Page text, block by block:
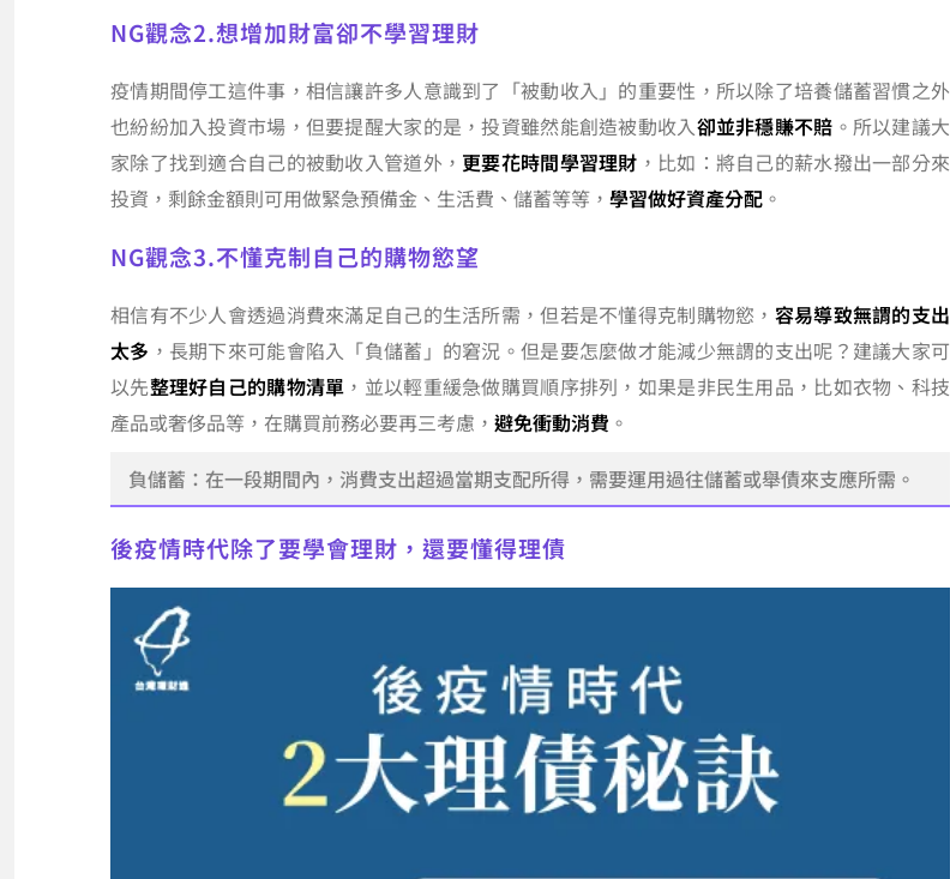
NG觀念2.想增加財富卻不學習理財
疫情期間停工這件事，相信讓許多人意識到了「被動收入」的重要性，所以除了培養儲蓄習慣之外
也紛紛加入投資市場，但要提醒大家的是，投資雖然能創造被動收入卻並非穩賺不賠 。所以建議大
家除了找到適合自己的被動收入管道外， 更要花時間學習理財 ，比如：將自己的薪水撥出一部分來
投資，剩餘金額則可用做緊急預備金、生活費、儲蓄等等，學習做好資產分配 。
NG觀念3.不懂克制自己的購物慾望
相信有不少人會透過消費來滿足自己的生活所需，但若是不懂得克制購物慾， 容易導致無謂的支出
太多 ，長期下來可能會陷入「負儲蓄」的窘況。但是要怎麼做才能減少無謂的支出呢？建議大家可
以先整理好自己的購物清單 ，並以輕重緩急做購買順序排列，如果是非民生用品，比如衣物、科技
產品或奢侈品等，在購買前務必要再三考慮，避免衝動消費 。
負儲蓄：在一段期間內，消費支出超過當期支配所得，需要運用過往儲蓄或舉債來支應所需。
後疫情時代除了要學會理財，還要懂得理債